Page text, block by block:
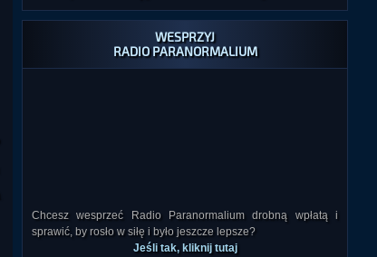
WESPRZYJ
RADIO PARANORMALIUM
Chcesz wesprzeć Radio Paranormalium drobną wpłatą i
sprawić, by rosło w siłę i było jeszcze lepsze?
Jeśli tak, kliknij tutaj